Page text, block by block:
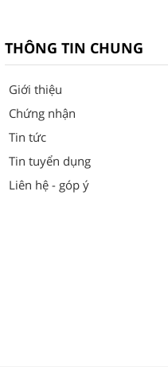
THÔNG TIN CHUNG
Giới thiệu
Chứng nhận
Tin tức
Tin tuyển dụng
Liên hệ - góp ý